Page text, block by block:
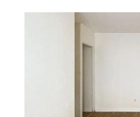
, 1 pièce
400,84 €
par mois charges